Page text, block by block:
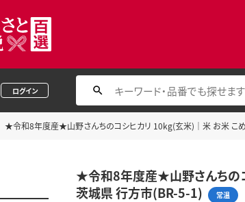
ログイン
★令和8年度産★山野さんちのコシヒカリ 10kg(玄米)｜米 お米 こ
★令和8年度産★山野さんちの
茨城県 行方市(BR-5-1)
常温